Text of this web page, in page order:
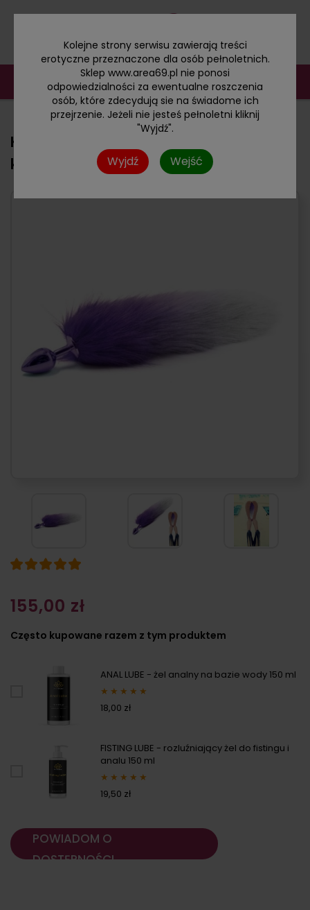
Kolejne strony serwisu zawierają treści
erotyczne przeznaczone dla osób pełnoletnich.
Sklep www.area69.pl nie ponosi
odpowiedzialności za ewentualne roszczenia
osób, które zdecydują sie na świadome ich
przejrzenie. Jeżeli nie jesteś pełnoletni kliknij
"Wyjdź".
Wyjdź Wejść
Korek analny ze stali z lisią kitą o
kolorze fioletowym
155,00 zł
Często kupowane razem z tym produktem
ANAL LUBE - żel analny na bazie wody 150 ml
★ ★ ★ ★ ★
18,00 zł
FISTING LUBE - rozluźniający żel do fistingu i
analu 150 ml
★ ★ ★ ★ ★
19,50 zł
POWIADOM O
DOSTĘPNOŚCI